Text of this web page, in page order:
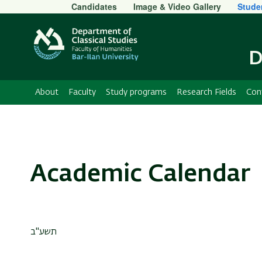
Secondary
Menu
Candidates Image & Video Gallery
About Faculty Study programs Research Fields
Academic Calendar
תשע"ב